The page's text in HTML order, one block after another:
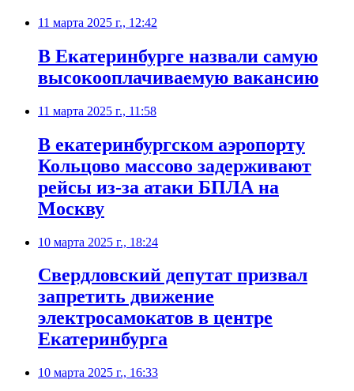
11 марта 2025 г., 12:42
В Екатеринбурге назвали самую
высокооплачиваемую вакансию
11 марта 2025 г., 11:58
В екатеринбургском аэропорту
Кольцово массово задерживают
рейсы из-за атаки БПЛА на
Москву
10 марта 2025 г., 18:24
Свердловский депутат призвал
запретить движение
электросамокатов в центре
Екатеринбурга
10 марта 2025 г., 16:33